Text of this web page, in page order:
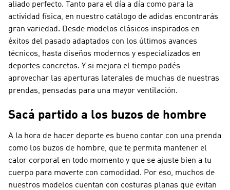
aliado perfecto. Tanto para el día a día como para la
actividad física, en nuestro catálogo de adidas encontrarás
gran variedad. Desde modelos clásicos inspirados en
éxitos del pasado adaptados con los últimos avances
técnicos, hasta diseños modernos y especializados en
deportes concretos. Y si mejora el tiempo podés
aprovechar las aperturas laterales de muchas de nuestras
prendas, pensadas para una mayor ventilación.
Sacá partido a los buzos de hombre
A la hora de hacer deporte es bueno contar con una prenda
como los buzos de hombre, que te permita mantener el
calor corporal en todo momento y que se ajuste bien a tu
cuerpo para moverte con comodidad. Por eso, muchos de
nuestros modelos cuentan con costuras planas que evitan